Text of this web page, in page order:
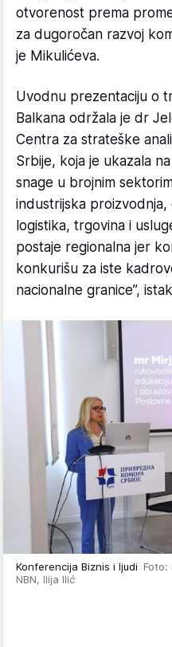
otvorenost prema
za dugoročan razvoj
je Mikulićeva.
Uvodnu prezentaciju o
Balkana održala je dr
Centra za strateške
Srbije, koja je ukazala
snage u brojnim
industrijska
logistika, trgovina i
postaje regionalna jer
konkurišu za iste
nacionalne granice”,
Konferencija Biznis i ljudi Foto:
NBN, Ilija Ilić